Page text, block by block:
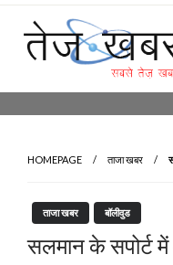
Skip
content
HOMEPAGE ताजा खबर
ताजा खबर बॉलीवुड
सलमान के सपोर्ट